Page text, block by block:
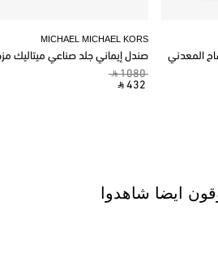
MICHAEL MICHAEL KORS
صندل إيماني جلد صناعي ميتاليك
‎ ⃁ 1080 ‎
‎ ⃁ 432 ‎
المعدني
ايضا شاهدوا